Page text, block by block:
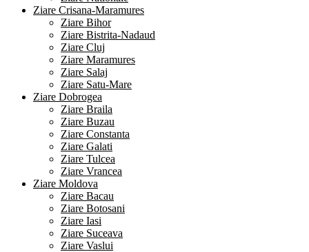
Ziare Crisana-Maramures
Ziare Bihor
Ziare Bistrita-Nadaud
Ziare Cluj
Ziare Maramures
Ziare Salaj
Ziare Satu-Mare
Ziare Dobrogea
Ziare Braila
Ziare Buzau
Ziare Constanta
Ziare Galati
Ziare Tulcea
Ziare Vrancea
Ziare Moldova
Ziare Bacau
Ziare Botosani
Ziare Iasi
Ziare Suceava
Ziare Vaslui